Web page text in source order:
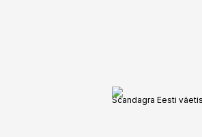
Scandagra Eesti